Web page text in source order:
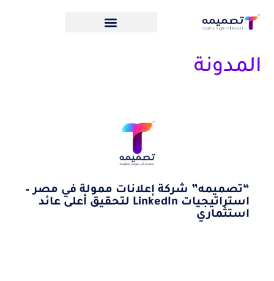
المدونة
“تصميمه” شركة إعلانات ممولة في مصر –
استراتيجيات LinkedIn لتحقيق أعلى عائد
استثماري